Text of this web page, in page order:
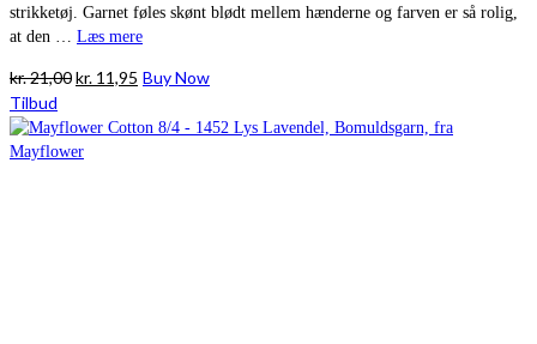
strikketøj. Garnet føles skønt blødt mellem hænderne og farven er så rolig,
at den … Læs mere
kr.21,00Den
pris
var:
kr. 11,95 Den
pris
Buy Now
Tilbud